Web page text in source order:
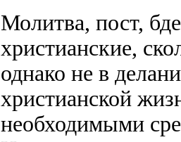
Молитва, пост,
христианские,
однако не в
христианской
необходимыми